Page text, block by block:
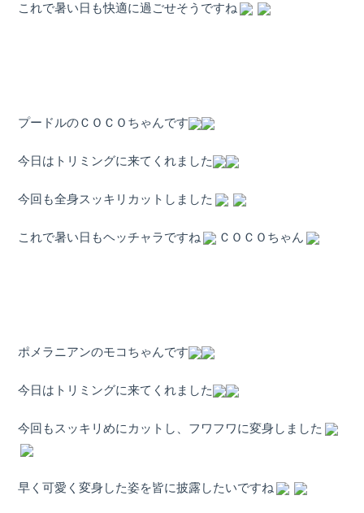
これで暑い日も快適に過ごせそうですね
プードルのＣＯＣＯちゃんです
今日はトリミングに来てくれました
今回も全身スッキリカットしました
これで暑い日もヘッチャラですね ＣＯＣＯちゃん
ポメラニアンのモコちゃんです
今日はトリミングに来てくれました
今回もスッキリめにカットし、フワフワに変身しました
早く可愛く変身した姿を皆に披露したいですね